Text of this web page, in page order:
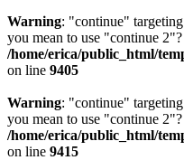
Warning: "continue"
you mean to use "continue
/home/erica/public_html/
on line 9405
Warning: "continue"
you mean to use "continue
/home/erica/public_html/
on line 9415